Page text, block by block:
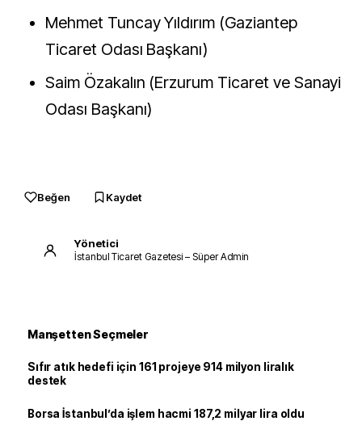
Mehmet Tuncay Yıldırım (Gaziantep
Ticaret Odası Başkanı)
Saim Özakalın (Erzurum Ticaret ve Sanayi
Odası Başkanı)
Beğen Kaydet
Yönetici
İstanbul Ticaret Gazetesi – Süper Admin
Manşetten Seçmeler
Sıfır atık hedefi için 161 projeye 914 milyon liralık
destek
Borsa İstanbul’da işlem hacmi 187,2 milyar lira oldu